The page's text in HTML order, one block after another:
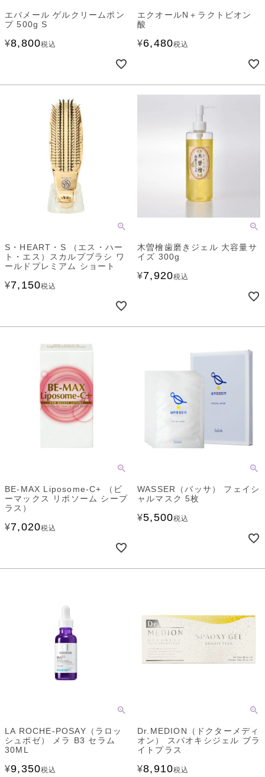
エバメール ゲルクリームポン
プ 500g S
¥8,800税込
エクオールN＋ラクトビオン
酸
¥6,480税込
S・HEART・S （エス・ハー
ト・エス）スカルプブラシ ワ
ールドプレミアム ショート
¥7,150税込
木曽檜歯磨きジェル 大容量サ
イズ 300g
¥7,920税込
BE-MAX Liposome-C+ （ビ
ーマックス リポソーム シープ
ラス）
¥7,020税込
WASSER（バッサ） フェイシ
ャルマスク 5枚
¥5,500税込
LA ROCHE-POSAY（ラロッ
シュポゼ） メラ B3 セラム
30ML
¥9,350税込
Dr.MEDION（ドクターメディ
オン） スパオキシジェル ブラ
イトプラス
¥8,910税込